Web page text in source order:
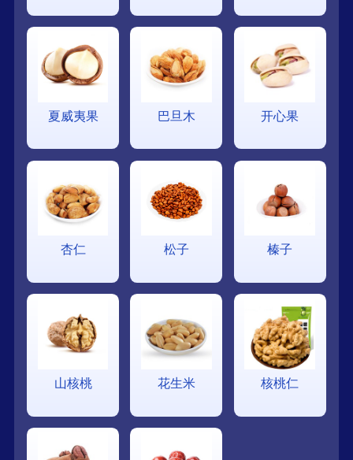
夏威夷果 巴旦木 开心果
杏仁 松子 榛子
山核桃 花生米 核桃仁